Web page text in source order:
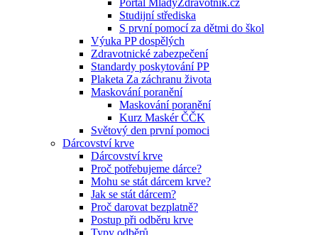
Portál MladyZdravotnik.cz
Studijní střediska
S první pomocí za dětmi do škol
Výuka PP dospělých
Zdravotnické zabezpečení
Standardy poskytování PP
Plaketa Za záchranu života
Maskování poranění
Maskování poranění
Kurz Maskér ČČK
Světový den první pomoci
Dárcovství krve
Dárcovství krve
Proč potřebujeme dárce?
Mohu se stát dárcem krve?
Jak se stát dárcem?
Proč darovat bezplatně?
Postup při odběru krve